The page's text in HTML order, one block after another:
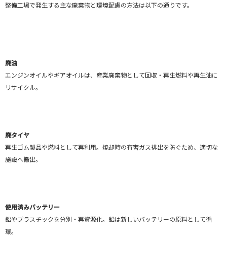
整備工場で発生する主な廃棄物と環境配慮の方法は以下の通りです。
廃油
エンジンオイルやギアオイルは、産業廃棄物として回収・再生燃料や再生油に
リサイクル。
廃タイヤ
再生ゴム製品や燃料として再利用。焼却時の有害ガス排出を防ぐため、適切な
施設へ搬出。
使用済みバッテリー
鉛やプラスチックを分別・再資源化。鉛は新しいバッテリーの原料として循
環。